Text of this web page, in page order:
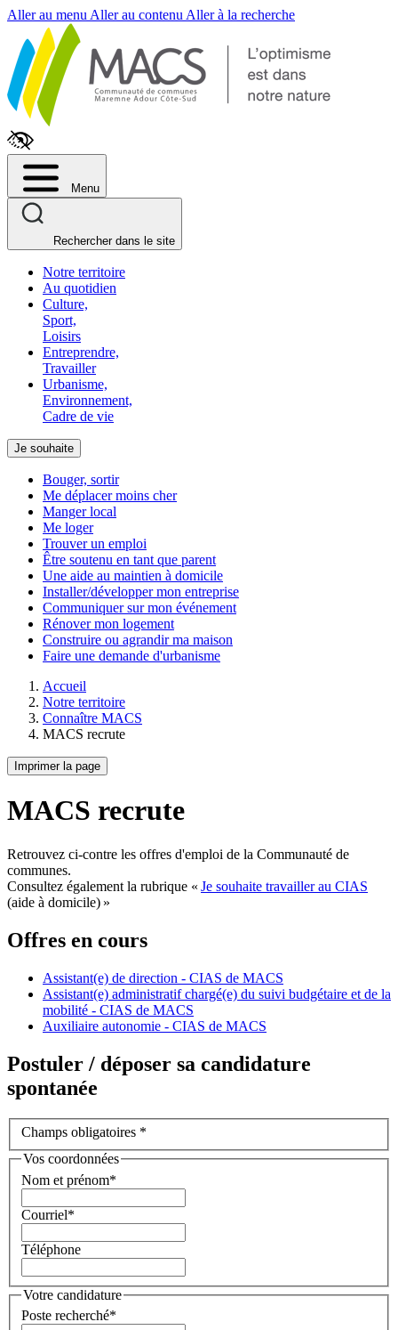
Aller au menu Aller au contenu Aller à la recherche
Menu
Rechercher dans le site
Notre territoire
Au quotidien
Culture,
Sport,
Loisirs
Entreprendre,
Travailler
Urbanisme,
Environnement,
Cadre de vie
Je souhaite
Bouger, sortir
Me déplacer moins cher
Manger local
Me loger
Trouver un emploi
Être soutenu en tant que parent
Une aide au maintien à domicile
Installer/développer mon entreprise
Communiquer sur mon événement
Rénover mon logement
Construire ou agrandir ma maison
Faire une demande d'urbanisme
Accueil
Notre territoire
Connaître MACS
MACS recrute
Imprimer la page
MACS recrute
Retrouvez ci-contre les offres d'emploi de la Communauté de
communes.
Consultez également la rubrique « Je souhaite travailler au CIAS
(aide à domicile) »
Offres en cours
Assistant(e) de direction - CIAS de MACS
Assistant(e) administratif chargé(e) du suivi budgétaire et de la
mobilité - CIAS de MACS
Auxiliaire autonomie - CIAS de MACS
Postuler / déposer sa candidature
spontanée
Champs obligatoires *
Vos coordonnées
Nom et prénom*
Courriel*
Téléphone
Votre candidature
Poste recherché*
Fenêtre
de
chat